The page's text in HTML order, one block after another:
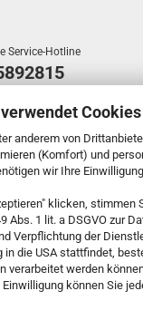
anderem von
(Komfort) und
wir Ihre
klicken,
Abs. 1 lit. a DSGVO zur
Verpflichtung der
die USA stattfindet,
verarbeitet werden
können Sie
Service-Hotline
Service